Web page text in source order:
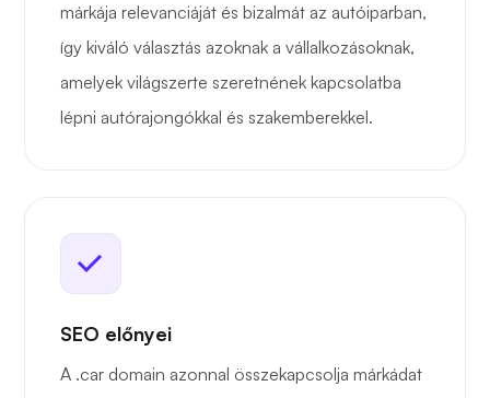
márkája relevanciáját és bizalmát az autóiparban,
így kiváló választás azoknak a vállalkozásoknak,
amelyek világszerte szeretnének kapcsolatba
lépni autórajongókkal és szakemberekkel.
SEO előnyei
A .car domain azonnal összekapcsolja márkádat